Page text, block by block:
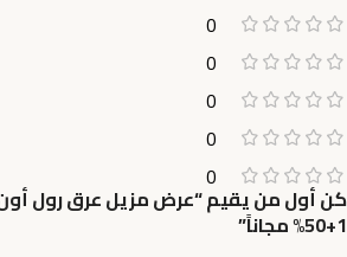
0
0
0
0
0
كن أول من يقيم “عرض مزيل عرق رول أون
1+50% مجاناً”